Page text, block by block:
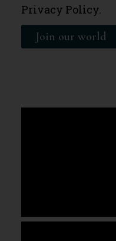
Privacy Policy.
Join our world